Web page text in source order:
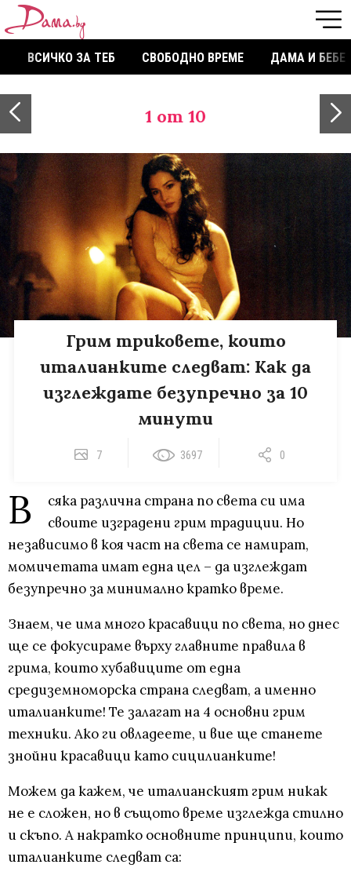
ВСИЧКО ЗА ТЕБ СВОБОДНО ВРЕМЕ ДАМА И БЕБЕ
1 от 10
Грим триковете, които
италианките следват: Как да
изглеждате безупречно за 10
минути
7 3697 0
В
сяка различна страна по света си има
своите изградени грим традиции. Но
независимо в коя част на света се намират,
момичетата имат една цел – да изглеждат
безупречно за минимално кратко време.
Знаем, че има много красавици по света, но днес
ще се фокусираме върху главните правила в
грима, които хубавиците от една
средиземноморска страна следват, а именно
италианките! Те залагат на 4 основни грим
техники. Ако ги овладеете, и вие ще станете
знойни красавици като сицилианките!
Можем да кажем, че италианският грим никак
не е сложен, но в същото време изглежда стилно
и скъпо. А накратко основните принципи, които
италианките следват са: